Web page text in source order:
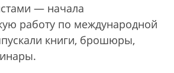
— начала
работу по международной
книги, брошюры,